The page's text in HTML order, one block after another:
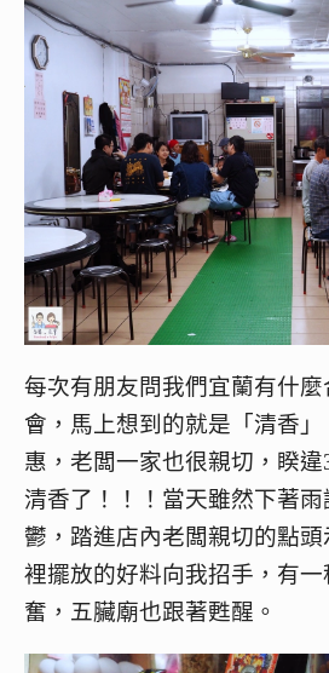
每次有朋友問我們宜蘭有什
會，馬上想到的就是「清香
惠，老闆一家也很親切，睽
清香了！！！當天雖然下著
鬱，踏進店內老闆親切的點
裡擺放的好料向我招手，有
奮，五臟廟也跟著甦醒。